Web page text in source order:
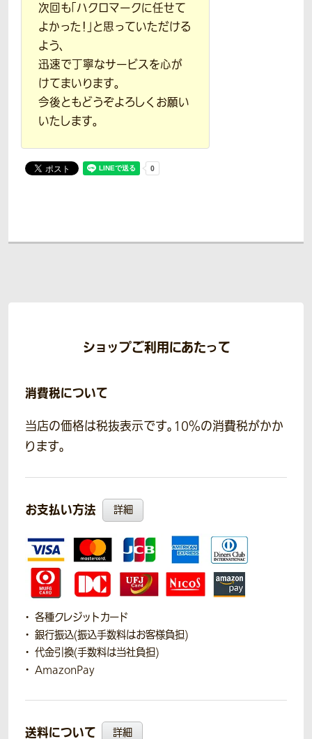
次回も「ハクロマークに任せて
よかった！」と思っていただける
よう、
迅速で丁寧なサービスを心が
けてまいります。
今後ともどうぞよろしくお願い
いたします。
ショップご利用にあたって
消費税について
当店の価格は税抜表示です。10％の消費税がかか
ります。
お支払い方法 詳細
各種クレジットカード
銀行振込(振込手数料はお客様負担)
代金引換(手数料は当社負担)
AmazonPay
送料について 詳細